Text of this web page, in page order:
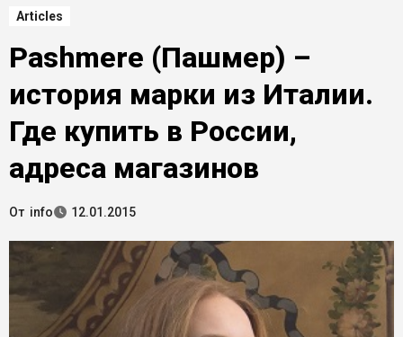
Articles
Pashmere (Пашмер) –
история марки из Италии.
Где купить в России,
адреса магазинов
От info 12.01.2015